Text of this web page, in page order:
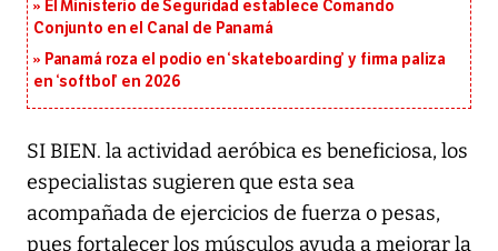
El Ministerio de Seguridad establece Comando
Conjunto en el Canal de Panamá
Panamá roza el podio en ‘skateboarding’ y firma paliza
en ‘softbol’ en 2026
SI BIEN. la actividad aeróbica es beneficiosa, los
especialistas sugieren que esta sea
acompañada de ejercicios de fuerza o pesas,
pues fortalecer los músculos ayuda a mejorar la